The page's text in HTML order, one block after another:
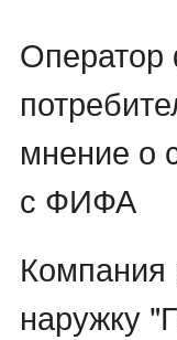
мнение о
с ФИФА
Компания
наружку